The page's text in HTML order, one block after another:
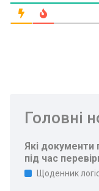
Головні
Які документи
під час
Щоденник